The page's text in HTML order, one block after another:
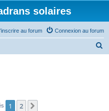
solaires
Connexion au forum
au forum
1 2